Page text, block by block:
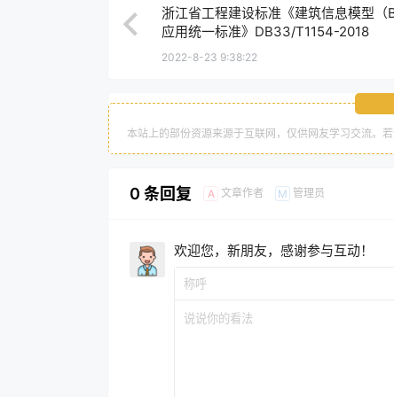
浙江省工程建设标准《建筑信息模型（
应用统一标准》DB33/T1154-2018
2022-8-23 9:38:22
本站上的部份资源来源于互联网，仅供网友学习交流。
0 条回复 A 文章作者 M 管理员
欢迎您，新朋友，感谢参与互动！